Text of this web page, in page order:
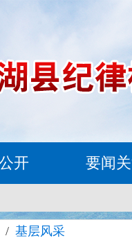
开 要闻
/ 基层风采